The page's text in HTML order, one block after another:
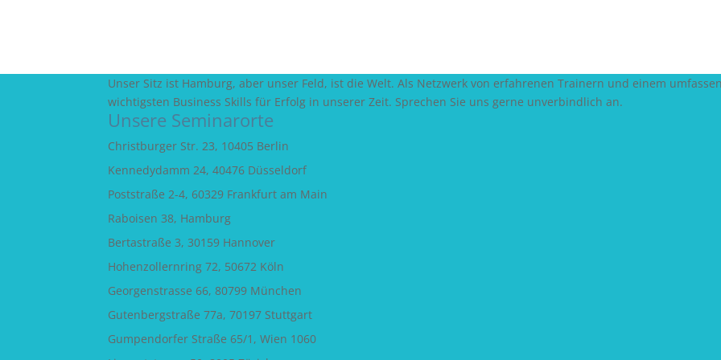
Unser Sitz ist Hamburg, aber unser Feld, ist die Welt. Als Netzwerk von erfahrenen Trainern und einem
wichtigsten Business Skills für Erfolg in unserer Zeit. Sprechen Sie uns gerne unverbindlich an.
Unsere Seminarorte
Christburger Str. 23, 10405 Berlin
Kennedydamm 24, 40476 Düsseldorf
Poststraße 2-4, 60329 Frankfurt am Main
Raboisen 38, Hamburg
Bertastraße 3, 30159 Hannover
Hohenzollernring 72, 50672 Köln
Georgenstrasse 66, 80799 München
Gutenbergstraße 77a, 70197 Stuttgart
Gumpendorfer Straße 65/1, Wien 1060